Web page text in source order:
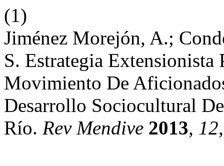
(1)
Jiménez Morejón, A.;
S. Estrategia
Movimiento De
Desarrollo Sociocultural
Río. Rev Mendive 2013, 12